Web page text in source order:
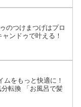
のつけまつげはプロ
ンドゥで叶える！
をもっと快適に！
転換 「お風呂で髪